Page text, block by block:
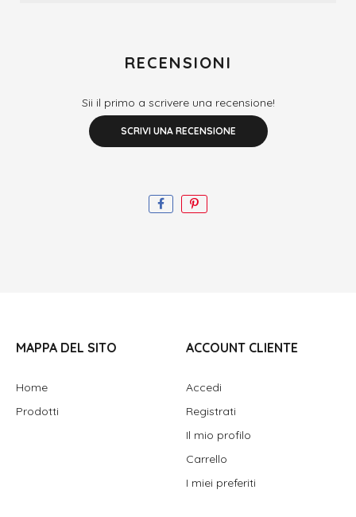
RECENSIONI
Sii il primo a scrivere una recensione!
SCRIVI UNA RECENSIONE
MAPPA DEL SITO
Home
Prodotti
ACCOUNT CLIENTE
Accedi
Registrati
Il mio profilo
Carrello
I miei preferiti